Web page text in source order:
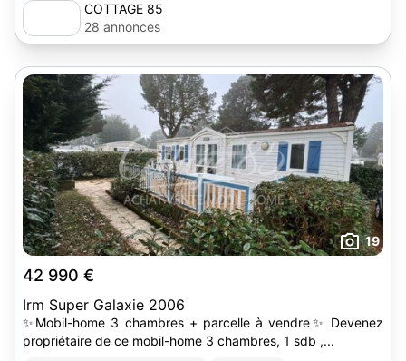
COTTAGE 85
28 annonces
19
42 990 €
Irm Super Galaxie 2006
✨Mobil-home 3 chambres + parcelle à vendre✨ Devenez
propriétaire de ce mobil-home 3 chambres, 1 sdb ,...